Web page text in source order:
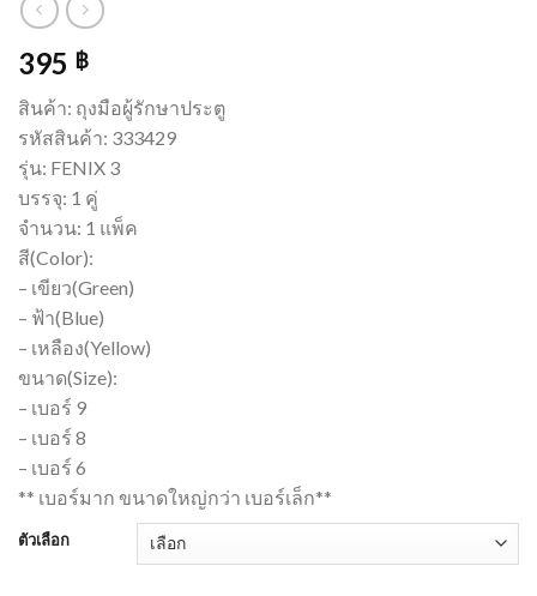
395 ฿
สินค้า: ถุงมือผู้รักษาประตู
รหัสสินค้า: 333429
รุ่น: FENIX 3
บรรจุ: 1 คู่
จำนวน: 1 แพ็ค
สี(Color):
– เขียว(Green)
– ฟ้า(Blue)
– เหลือง(Yellow)
ขนาด(Size):
– เบอร์ 9
– เบอร์ 8
– เบอร์ 6
** เบอร์มาก ขนาดใหญ่กว่า เบอร์เล็ก**
ตัวเลือก